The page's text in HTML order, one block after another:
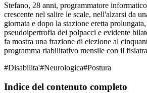
Stefano, 28 anni, programmatore
crescente nel salire le scale, nell'alzarsi da
giornata e dopo la stazione eretta
pseudoipertrofia dei polpacci e evidente
fa mostra una frazione di eiezione al
programma riabilitativo mensile con il
#Disabilita'#Neurologica#Postura
Indice del contenuto completo